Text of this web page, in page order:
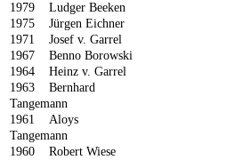
1979 Ludger Beeken
1975 Jürgen Eichner
1971 Josef v. Garrel
1967 Benno Borowski
1964 Heinz v. Garrel
1963 Bernhard
Tangemann
1961 Aloys
Tangemann
1960 Robert Wiese